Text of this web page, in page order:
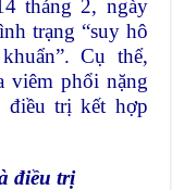
tháng 2, ngày
trạng “suy hô
Cụ thể,
viêm phổi nặng
điều trị kết hợp
điều trị